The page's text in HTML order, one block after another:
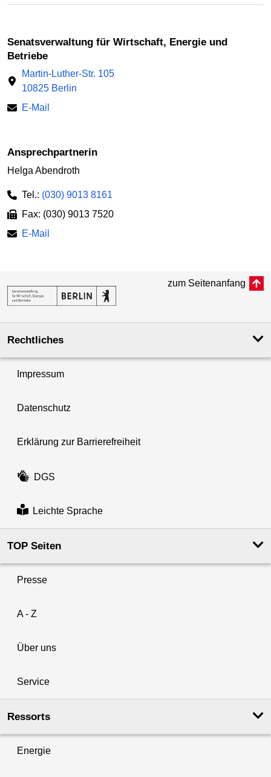
Senatsverwaltung für Wirtschaft, Energie und
Betriebe
Martin-Luther-Str. 105
10825 Berlin
E-Mail
Ansprechpartnerin
Helga Abendroth
Tel.: (030) 9013 8161
Fax: (030) 9013 7520
E-Mail
zum Seitenanfang
Rechtliches
Impressum
Datenschutz
Erklärung zur Barrierefreiheit
DGS
Leichte Sprache
TOP Seiten
Presse
A - Z
Über uns
Service
Ressorts
Energie